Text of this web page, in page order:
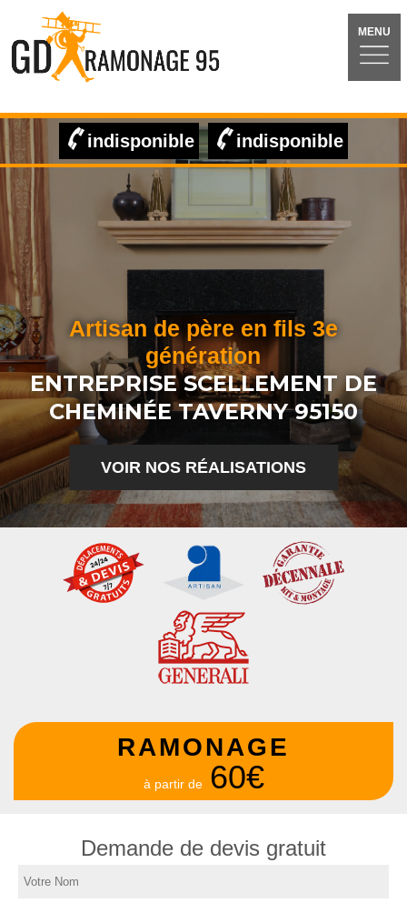
MENU
indisponible indisponible
Artisan de père en fils 3e
génération
ENTREPRISE SCELLEMENT DE
CHEMINÉE TAVERNY 95150
VOIR NOS RÉALISATIONS
RAMONAGE
à partir de 60€
Demande de devis gratuit